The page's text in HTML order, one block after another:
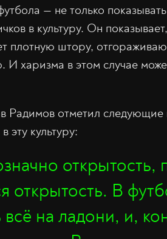
— не только
в культуру. Он
плотную штору,
харизма в этом случае
Радимов отметил следующие
эту культуру:
открытость,
открытость. В
всё на ладони, и,